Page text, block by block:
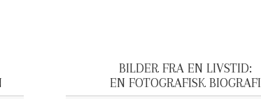
BILDER FRA EN LIVSTID:
EN FOTOGRAFISK BIOGRAFI